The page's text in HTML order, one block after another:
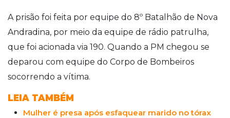
A prisão foi feita por equipe do 8º Batalhão de Nova
Andradina, por meio da equipe de rádio patrulha,
que foi acionada via 190. Quando a PM chegou se
deparou com equipe do Corpo de Bombeiros
socorrendo a vítima.
LEIA TAMBÉM
Mulher é presa após esfaquear marido no tórax